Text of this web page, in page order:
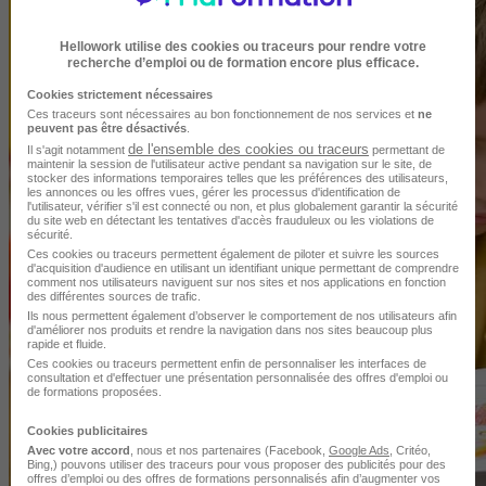
Hellowork utilise des cookies ou traceurs pour rendre votre
recherche d’emploi ou de formation encore plus efficace.
Cookies strictement nécessaires
Ces traceurs sont nécessaires au bon fonctionnement de nos services et ne
peuvent pas être désactivés
Il s'agit notamment de l'ensemble des cookies ou traceurs permettant de
maintenir la session de l'utilisateur active pendant sa navigation sur le site, de
stocker des informations temporaires telles que les préférences des utilisateurs,
les annonces ou les offres vues, gérer les processus d'identification de
l'utilisateur, vérifier s'il est connecté ou non, et plus globalement garantir la sécurité
du site web en détectant les tentatives d'accès frauduleux ou les violations de
sécurité.
Ces cookies ou traceurs permettent également de piloter et suivre les sources
d'acquisition d'audience en utilisant un identifiant unique permettant de comprendre
comment nos utilisateurs naviguent sur nos sites et nos applications en fonction
des différentes sources de trafic.
Ils nous permettent également d’observer le comportement de nos utilisateurs afin
d'améliorer nos produits et rendre la navigation dans nos sites beaucoup plus
rapide et fluide.
Ces cookies ou traceurs permettent enfin de personnaliser les interfaces de
consultation et d'effectuer une présentation personnalisée des offres d'emploi ou
de formations proposées.
Cookies publicitaires
Avec votre accord , nous et nos partenaires (Facebook, Google Ads , Critéo,
Bing,) pouvons utiliser des traceurs pour vous proposer des publicités pour des
offres d’emploi ou des offres de formations personnalisés afin d’augmenter vos